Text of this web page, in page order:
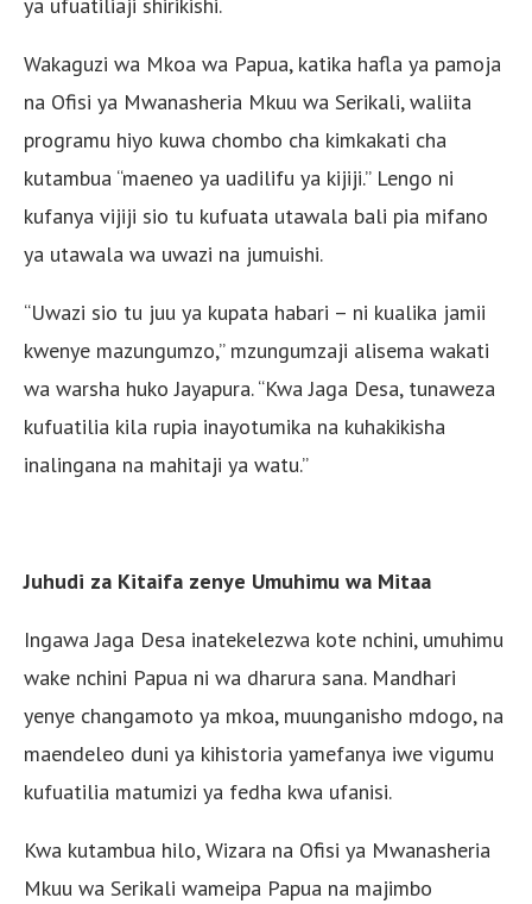
ya ufuatiliaji shirikishi.
Wakaguzi wa Mkoa wa Papua, katika hafla ya pamoja
na Ofisi ya Mwanasheria Mkuu wa Serikali, waliita
programu hiyo kuwa chombo cha kimkakati cha
kutambua “maeneo ya uadilifu ya kijiji.” Lengo ni
kufanya vijiji sio tu kufuata utawala bali pia mifano
ya utawala wa uwazi na jumuishi.
“Uwazi sio tu juu ya kupata habari – ni kualika jamii
kwenye mazungumzo,” mzungumzaji alisema wakati
wa warsha huko Jayapura. “Kwa Jaga Desa, tunaweza
kufuatilia kila rupia inayotumika na kuhakikisha
inalingana na mahitaji ya watu.”
Juhudi za Kitaifa zenye Umuhimu wa Mitaa
Ingawa Jaga Desa inatekelezwa kote nchini, umuhimu
wake nchini Papua ni wa dharura sana. Mandhari
yenye changamoto ya mkoa, muunganisho mdogo, na
maendeleo duni ya kihistoria yamefanya iwe vigumu
kufuatilia matumizi ya fedha kwa ufanisi.
Kwa kutambua hilo, Wizara na Ofisi ya Mwanasheria
Mkuu wa Serikali wameipa Papua na majimbo